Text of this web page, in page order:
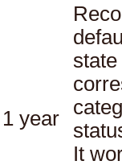
1 year
It